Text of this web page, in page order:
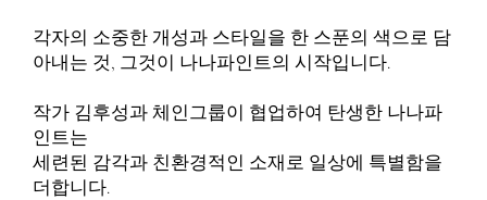
각자의 소중한 개성과 스타일을 한 스푼의 색으로 담
아내는 것, 그것이 나나파인트의 시작입니다.
작가 김후성과 체인그룹이 협업하여 탄생한 나나파
인트는
세련된 감각과 친환경적인 소재로 일상에 특별함을
더합니다.